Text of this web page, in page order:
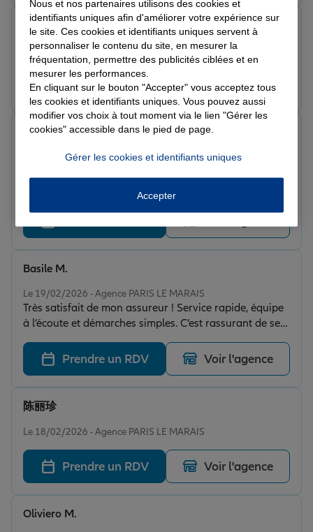
Note de 5 sur 5
Le 25/02/2026 - Agence PARIS LE MARAIS
ALAIN B.
Prendre un RDV Voir l'agence
Le 20/02/2026 - Agence PARIS LE MARAIS
Guillaume B.
Le 19/02/2026 - Agence PARIS LE MARAIS
Très satisfait de mon assureur ! Service rapide, équipe
à l’écoute et démarches simples. C’est rassurant de se
sentir bien accompagné. Je recommande vivement !
Basile M.
Prendre un RDV Voir l'agence
Le 18/02/2026 - Agence PARIS LE MARAIS
陈丽珍
Prendre un RDV Voir l'agence
Oliviero M.
Nous et nos partenaires utilisons des cookies et
identifiants uniques afin d'améliorer votre expérience sur
le site. Ces cookies et identifiants uniques servent à
personnaliser le contenu du site, en mesurer la
fréquentation, permettre des publicités ciblées et en
mesurer les performances.
En cliquant sur le bouton "Accepter" vous acceptez tous
les cookies et identifiants uniques. Vous pouvez aussi
modifier vos choix à tout moment via le lien "Gérer les
cookies" accessible dans le pied de page.
Gérer les cookies et identifiants uniques
Accepter